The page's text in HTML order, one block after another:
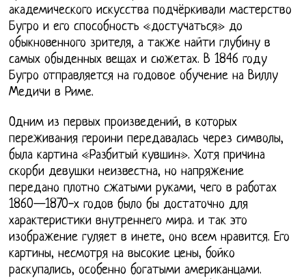
академического искусства подчёркивали мастерство
Бугро и его способность «достучаться» до
обыкновенного зрителя, а также найти глубину в
самых обыденных вещах и сюжетах. В 1846 году
Бугро отправляется на годовое обучение на Виллу
Медичи в Риме.
Одним из первых произведений, в которых
переживания героини передавалась через символы,
была картина «Разбитый кувшин». Хотя причина
скорби девушки неизвестна, но напряжение
передано плотно сжатыми руками, чего в работах
1860—1870-х годов было бы достаточно для
характеристики внутреннего мира. и так это
изображение гуляет в инете, оно всем нравится. Его
картины, несмотря на высокие цены, бойко
раскупались, особенно богатыми американцами.